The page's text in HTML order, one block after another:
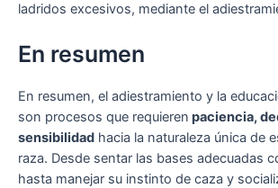
ladridos excesivos, mediante el
En resumen
En resumen, el adiestramiento y la
son procesos que requieren paciencia,
sensibilidad hacia la naturaleza única de
raza. Desde sentar las bases adecuadas
hasta manejar su instinto de caza y